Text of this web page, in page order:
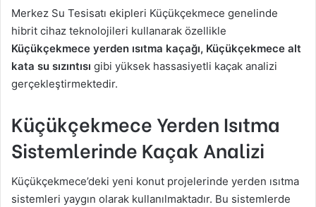
Merkez Su Tesisatı ekipleri Küçükçekmece genelinde
hibrit cihaz teknolojileri kullanarak özellikle
Küçükçekmece yerden ısıtma kaçağı, Küçükçekmece alt
kata su sızıntısı gibi yüksek hassasiyetli kaçak analizi
gerçekleştirmektedir.
Küçükçekmece Yerden Isıtma
Sistemlerinde Kaçak Analizi
Küçükçekmece’deki yeni konut projelerinde yerden ısıtma
sistemleri yaygın olarak kullanılmaktadır. Bu sistemlerde